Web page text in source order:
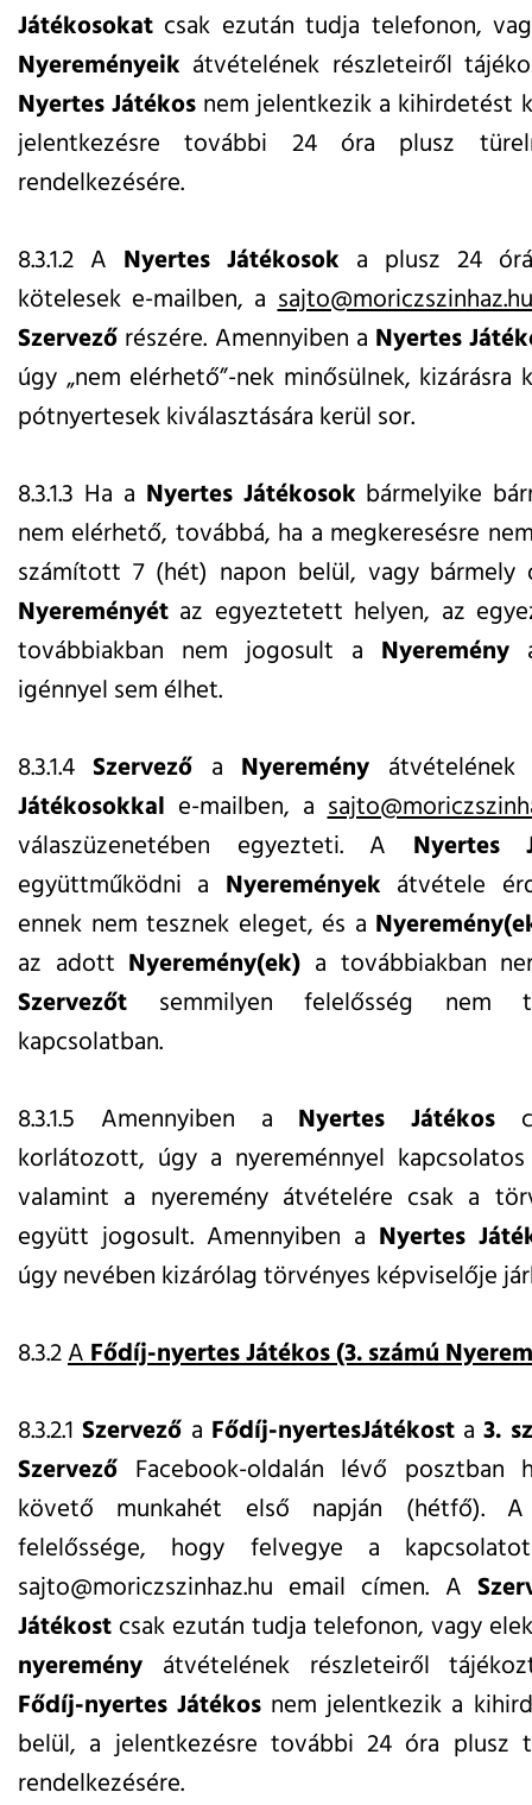
Játékosokat csak ezután tudja telefonon,
Nyereményeik átvételének részleteiről
Nyertes Játékos nem jelentkezik a kihirdetést
jelentkezésre további 24 óra plusz
rendelkezésére.
8.3.1.2 A Nyertes Játékosok a plusz 24
kötelesek e-mailben, a
Szervező részére. Amennyiben a Nyertes
úgy „nem elérhető”-nek minősülnek, kizárásra
pótnyertesek kiválasztására kerül sor.
8.3.1.3 Ha a Nyertes Játékosok bármelyike
nem elérhető, továbbá, ha a megkeresésre
számított 7 (hét) napon belül, vagy
Nyereményét az egyeztetett helyen, az
továbbiakban nem jogosult a Nyeremény
igénnyel sem élhet.
8.3.1.4Szervező a Nyeremény
Játékosokkal e-mailben, a
válaszüzenetében egyezteti. A Nyertes
együttműködni a Nyeremények átvétele
ennek nem tesznek eleget, és a
az adott Nyeremény(ek) a továbbiakban
Szervezőt semmilyen felelősség nem
kapcsolatban.
8.3.1.5 Amennyiben a Nyertes Játékos
korlátozott, úgy a nyereménnyel
valamint a nyeremény átvételére csak a
együtt jogosult. Amennyiben a Nyertes
úgy nevében kizárólag törvényes képviselője
8.3.2AFődíj-nyertesJátékos (3. számú
8.3.2.1 Szervező a Fődíj-nyertesJátékosta3.
Szervező Facebook-oldalán lévő
követő munkahét első napján (hétfő).
felelőssége, hogy felvegye a
sajto@moriczszinhaz.hu email címen. A
Játékost csak ezután tudja telefonon, vagy
nyeremény átvételének részleteiről
Fődíj-nyertes Játékos nem jelentkezik a
belül, a jelentkezésre további 24 óra
rendelkezésére.